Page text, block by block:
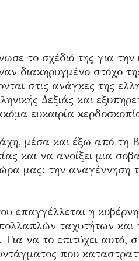
το σχέδιό της για την
διακηρυγμένο στόχο
στις ανάγκες της
Δεξιάς και
ευκαιρία
μέσα και έξω από τη
και να ανοίξει μια
μας: την αναγέννηση
επαγγέλλεται η
ταχυτήτων και
να το επιτύχει αυτό,
που